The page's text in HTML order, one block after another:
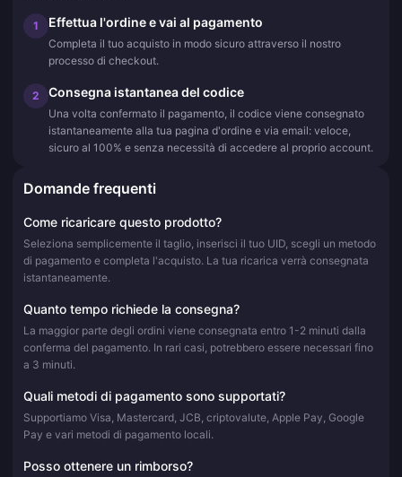
1 Effettua l'ordine e vai al pagamento
Completa il tuo acquisto in modo sicuro attraverso il nostro
processo di checkout.
2 Consegna istantanea del codice
Una volta confermato il pagamento, il codice viene consegnato
istantaneamente alla tua pagina d'ordine e via email: veloce,
sicuro al 100% e senza necessità di accedere al proprio account.
Domande frequenti
Come ricaricare questo prodotto?
Seleziona semplicemente il taglio, inserisci il tuo UID, scegli un metodo
di pagamento e completa l'acquisto. La tua ricarica verrà consegnata
istantaneamente.
Quanto tempo richiede la consegna?
La maggior parte degli ordini viene consegnata entro 1-2 minuti dalla
conferma del pagamento. In rari casi, potrebbero essere necessari fino
a 3 minuti.
Quali metodi di pagamento sono supportati?
Supportiamo Visa, Mastercard, JCB, criptovalute, Apple Pay, Google
Pay e vari metodi di pagamento locali.
Posso ottenere un rimborso?